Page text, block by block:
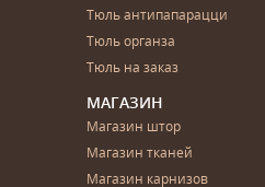
Тюль антипапарацци
Тюль органза
Тюль на заказ
МАГАЗИН
Магазин штор
Магазин тканей
Магазин карнизов